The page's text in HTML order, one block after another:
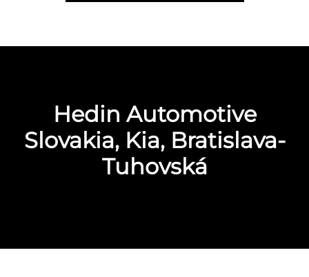
Hedin Automotive
Slovakia, Kia, Bratislava-
Tuhovská